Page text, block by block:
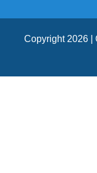
Copyright 2026 |